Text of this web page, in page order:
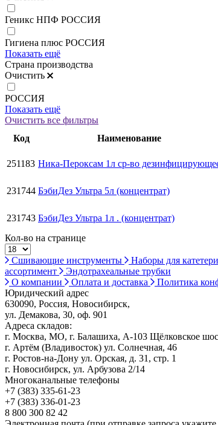
Геникс НПФ РОССИЯ
Гигиена плюс РОССИЯ
Показать ещё
Страна производства
Очистить
РОССИЯ
Показать ещё
Очистить все фильтры
Код
Наименование
251183 Ника-Пероксам 1л ср-во
231744 БэбиДез Ультра 5л (концентрат)
231743 БэбиДез Ультра 1л . (концентрат)
Кол-во на странице
Сшивающие инструменты Наборы для
ассортимент
Эндотрахеальные трубки
О компании
Оплата и доставка Политика
Юридический адрес
630090, Россия, Новосибирск,
ул. Демакова, 30, оф. 901
Адреса складов:
г. Москва, МО, г. Балашиха, А-103 Щёлковское
г. Артём (Владивосток) ул. Солнечная, 46
г. Ростов-на-Дону ул. Орская, д. 31, стр. 1
г. Новосибирск, ул. Арбузова 2/14
Многоканальные телефоны
+7 (383) 335-61-23
+7 (383) 336-01-23
8 800 300 82 42